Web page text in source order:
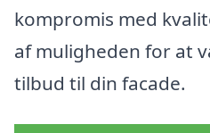
kompromis med
af muligheden for at
tilbud til din facade.